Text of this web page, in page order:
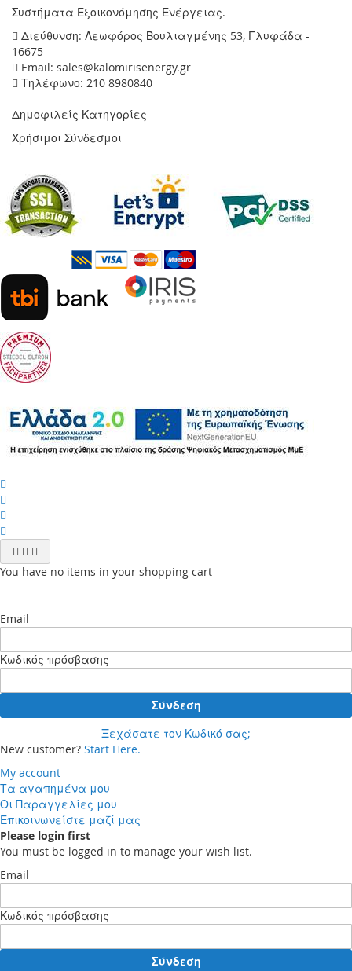
Συστήματα Εξοικονόμησης Ενέργειας.
Διεύθυνση: Λεωφόρος Βουλιαγμένης 53, Γλυφάδα -
16675
Email: sales@kalomirisenergy.gr
Τηλέφωνο: 210 8980840
Δημοφιλείς Κατηγορίες
Χρήσιμοι Σύνδεσμοι
You have no items in your shopping cart
Email
Κωδικός πρόσβασης
Σύνδεση
Ξεχάσατε τον Κωδικό σας;
New customer? Start Here.
My account
Τα αγαπημένα μου
Οι Παραγγελίες μου
Επικοινωνείστε μαζί μας
Please login first
You must be logged in to manage your wish list.
Email
Κωδικός πρόσβασης
Σύνδεση